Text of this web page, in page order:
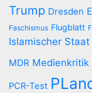
Trump Dresden
Faschismus Flugblatt
Islamischer Staat
MDR Medienkritik
PCR-Test